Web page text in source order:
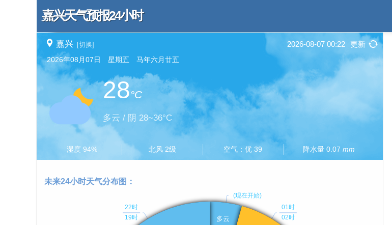
嘉兴天气预报24小时
嘉兴 [切换] 2026-08-07 00:22 更新
2026年08月07日 星期五 马年六月廿五
28°C
多云 / 阴 28~36°C
湿度 94% 北风 2级 空气：优 39 降水量 0.07mm